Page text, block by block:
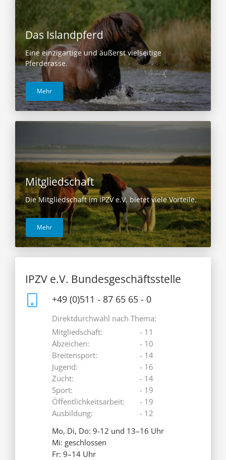
Das Islandpferd
Eine einzigartige und äußerst vielseitige
Pferderasse.
Mehr
Mitgliedschaft
Die Mitgliedschaft im IPZV e.V. bietet viele Vorteile.
Mehr
IPZV e.V. Bundesgeschäftsstelle
+49 (0)511 - 87 65 65 - 0
Direktdurchwahl nach Thema:
Mitgliedschaft:
Abzeichen:
Breitensport:
Jugend:
Zucht:
Sport:
Öffentlichkeitsarbeit:
Ausbildung:
- 11
- 10
- 14
- 16
- 14
- 19
- 19
- 12
Mo, Di, Do: 9-12 und 13–16 Uhr
Mi: geschlossen
Fr: 9–14 Uhr